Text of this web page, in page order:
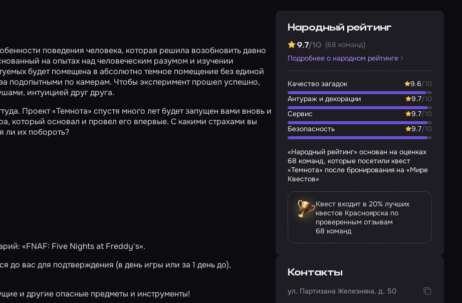
поведения человека, которая решила возобновить давно
на опытах над человеческим разумом и изучении
будет помещена в абсолютно темное помещение без единой
подопытными по камерам. Чтобы эксперимент прошел успешно,
интуицией друг друга.
Проект «Темнота» спустя много лет будет запущен вами вновь и
который основал и провел его впервые. С какими страхами вы
ли их побороть?
«FNAF: Five Nights at Freddy's».
до вас для подтверждения (в день игры или за 1 день до),
и другие опасные предметы и инструменты!
Народный рейтинг
9.7/10 (68 команд)
Подробнее о народном рейтинге
Качество загадок 9.6/10
Антураж и декорации
9.7/10
Сервис
9.7/10
Безопасность
9.7/10
«Народный рейтинг» основан на оценках
68 команд, которые посетили квест
«Темнота» после бронирования на «Мире
Квестов»
Квест входит в 20% лучших
квестов Красноярска по
проверенным отзывам
68 команд
Контакты
ул. Партизана Железняка, д. 50